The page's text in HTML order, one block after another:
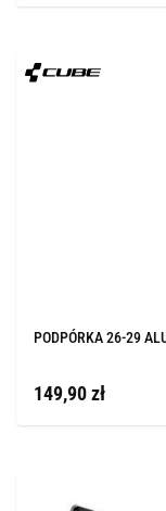
PODPÓRKA 26-29
149,90 zł